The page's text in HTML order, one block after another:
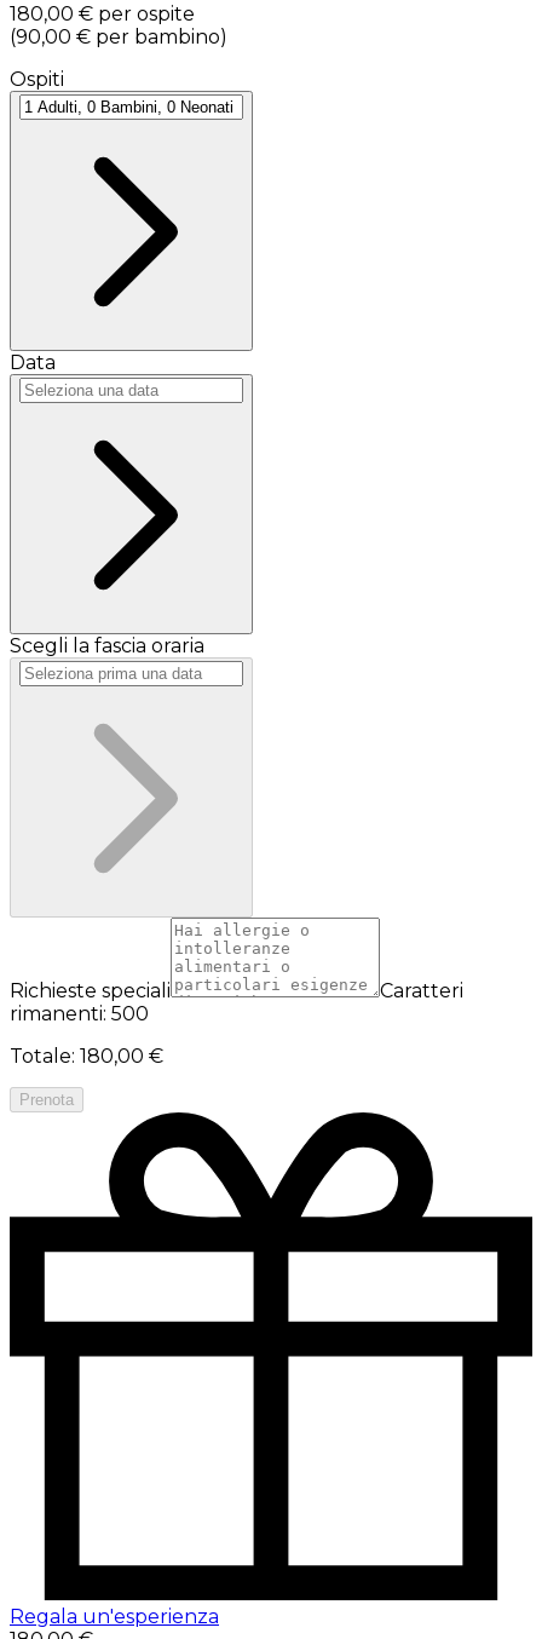
180,00 € per ospite
(90,00 € per bambino)
Ospiti
Data
Scegli la fascia oraria
Richieste speciali
Caratteri
rimanenti: 500
Totale: 180,00 €
Prenota
Regala un'esperienza